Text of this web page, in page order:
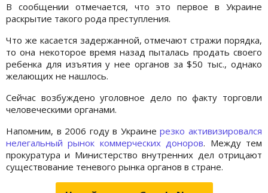
В сообщении отмечается, что это первое в Украине
раскрытие такого рода преступления.
Что же касается задержанной, отмечают стражи порядка,
то она некоторое время назад пыталась продать своего
ребенка для изъятия у нее органов за $50 тыс., однако
желающих не нашлось.
Сейчас возбуждено уголовное дело по факту торговли
человеческими органами.
Напомним, в 2006 году в Украинерезко активизировался
нелегальный рынок коммерческих доноров. Между тем
прокуратура и Министерство внутренних дел отрицают
существование теневого рынка органов в стране.